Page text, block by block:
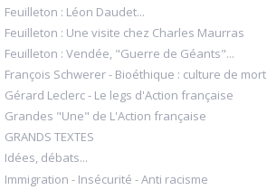
Feuilleton : Léon Daudet...
Feuilleton : Une visite chez Charles Maurras
Feuilleton : Vendée, "Guerre de Géants"...
François Schwerer - Bioéthique : culture de mort
Gérard Leclerc - Le legs d'Action française
Grandes "Une" de L'Action française
GRANDS TEXTES
Idées, débats...
Immigration - Insécurité - Anti racisme